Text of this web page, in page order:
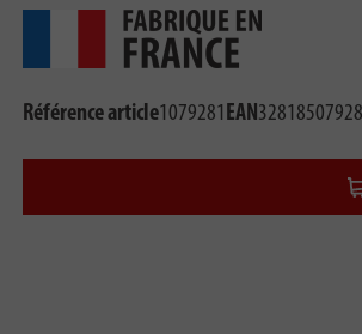
Référence article1079281 EAN